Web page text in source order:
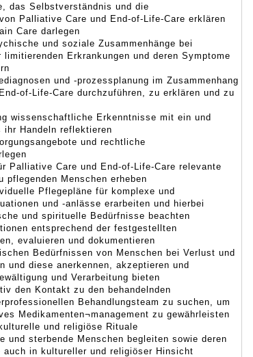
das Selbstverständnis und die
Palliative Care und End-of-Life-Care erklären
Care darlegen
und soziale Zusammenhänge bei
limitierenden Erkrankungen und deren Symptome
und -prozessplanung im Zusammenhang
of-Life-Care durchzuführen, zu erklären und zu
wissenschaftliche Erkenntnisse mit ein und
ihr Handeln reflektieren
und rechtliche
Palliative Care und End-of-Life-Care relevante
pflegenden Menschen erheben
Pflegepläne für komplexe und
und -anlässe erarbeiten und hierbei
und spirituelle Bedürfnisse beachten
entsprechend der festgestellten
evaluieren und dokumentieren
Bedürfnissen von Menschen bei Verlust und
und diese anerkennen, akzeptieren und
und Verarbeitung bieten
den Kontakt zu den behandelnden
Behandlungsteam zu suchen, um
Medikamenten¬management zu gewährleisten
und religiöse Rituale
und sterbende Menschen begleiten sowie deren
in kultureller und religiöser Hinsicht